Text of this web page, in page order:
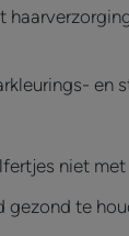
en
niet
gezond te